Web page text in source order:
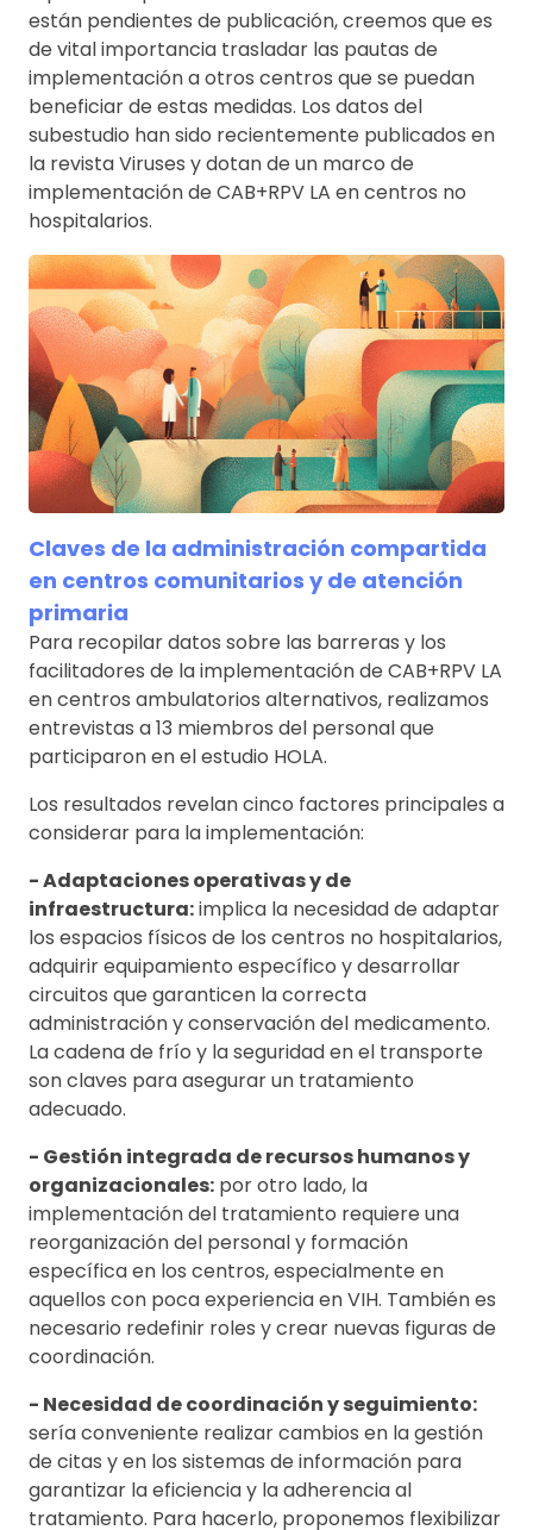
están pendientes de publicación, creemos que es
de vital importancia trasladar las pautas de
implementación a otros centros que se puedan
beneficiar de estas medidas. Los datos del
subestudio han sido recientemente publicados en
la revista Viruses y dotan de un marco de
implementación de CAB+RPV LA en centros no
hospitalarios.
Claves de la administración compartida
en centros comunitarios y de atención
primaria
Para recopilar datos sobre las barreras y los
facilitadores de la implementación de CAB+RPV LA
en centros ambulatorios alternativos, realizamos
entrevistas a 13 miembros del personal que
participaron en el estudio HOLA.
Los resultados revelan cinco factores principales a
considerar para la implementación:
- Adaptaciones operativas y de
infraestructura:implica la necesidad de adaptar
los espacios físicos de los centros no hospitalarios,
adquirir equipamiento específico y desarrollar
circuitos que garanticen la correcta
administración y conservación del medicamento.
La cadena de frío y la seguridad en el transporte
son claves para asegurar un tratamiento
adecuado.
- Gestión integrada de recursos humanos y
organizacionales: por otro lado, la
implementación del tratamiento requiere una
reorganización del personal y formación
específica en los centros, especialmente en
aquellos con poca experiencia en VIH. También es
necesario redefinir roles y crear nuevas figuras de
coordinación.
- Necesidad de coordinación y seguimiento:
sería conveniente realizar cambios en la gestión
de citas y en los sistemas de información para
garantizar la eficiencia y la adherencia al
tratamiento. Para hacerlo, proponemos flexibilizar